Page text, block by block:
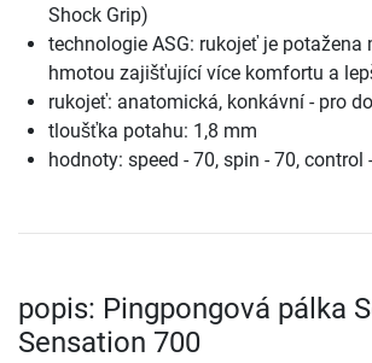
Shock Grip)
technologie ASG: rukojeť je potažena
hmotou zajišťující více komfortu a
rukojeť: anatomická, konkávní - pro
tloušťka potahu: 1,8 mm
hodnoty: speed - 70, spin - 70, control
popis: Pingpongová pálka
Sensation 700